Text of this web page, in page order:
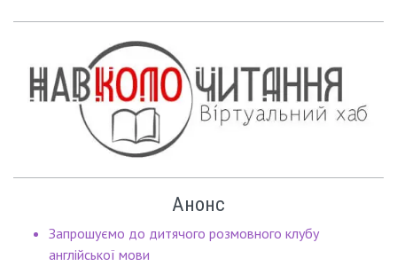
Анонс
Запрошуємо до дитячого розмовного клубу
англійської мови